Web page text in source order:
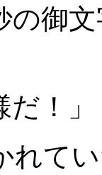
の御
！」
れて